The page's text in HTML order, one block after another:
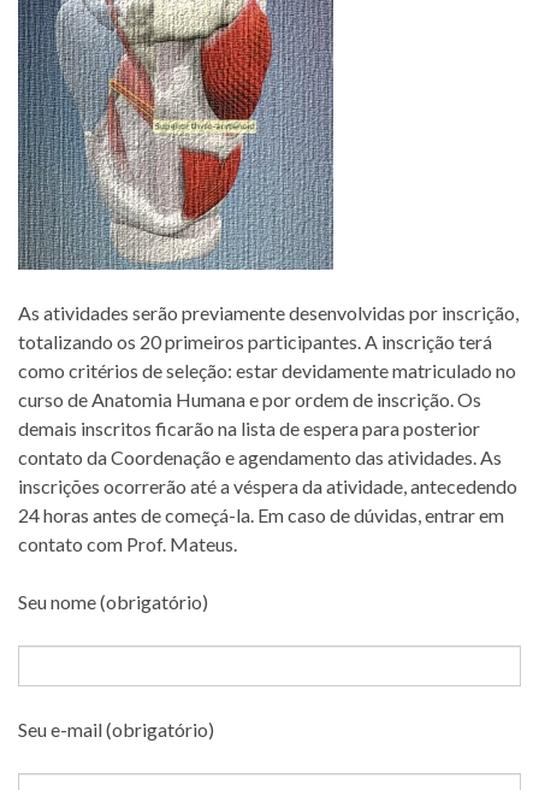
As atividades serão previamente desenvolvidas por inscrição,
totalizando os 20 primeiros participantes. A inscrição terá
como critérios de seleção: estar devidamente matriculado no
curso de Anatomia Humana e por ordem de inscrição. Os
demais inscritos ficarão na lista de espera para posterior
contato da Coordenação e agendamento das atividades. As
inscrições ocorrerão até a véspera da atividade, antecedendo
24 horas antes de começá-la. Em caso de dúvidas, entrar em
contato com Prof. Mateus.
Seu nome (obrigatório)
Seu e-mail (obrigatório)